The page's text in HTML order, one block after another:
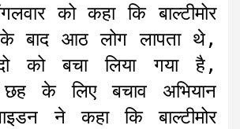
को कहा कि बाल्टीमोर
बाद आठ लोग लापता थे,
को बचा लिया गया है,
के लिए बचाव अभियान
ने कहा कि बाल्टीमोर